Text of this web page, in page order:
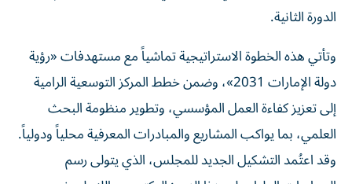
الدورة الثانية.
وتأتي هذه الخطوة الاستراتيجية تماشياً مع مستهدفات «رؤية
دولة الإمارات 2031»، وضمن خطط المركز التوسعية الرامية
إلى تعزيز كفاءة العمل المؤسسي، وتطوير منظومة البحث
العلمي، بما يواكب المشاريع والمبادرات المعرفية محلياً ودولياً.
وقد اعتُمد التشكيل الجديد للمجلس، الذي يتولى رسم